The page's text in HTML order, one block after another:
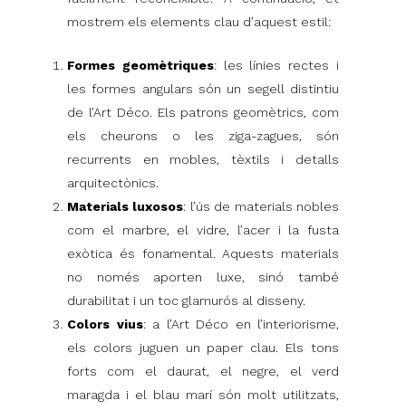
mostrem els elements clau d’aquest estil:
Formes geomètriques: les línies rectes i
les formes angulars són un segell distintiu
de l’Art Déco. Els patrons geomètrics, com
els cheurons o les ziga-zagues, són
recurrents en mobles, tèxtils i detalls
arquitectònics.
Materials luxosos: l’ús de materials nobles
com el marbre, el vidre, l’acer i la fusta
exòtica és fonamental. Aquests materials
no només aporten luxe, sinó també
durabilitat i un toc glamurós al disseny.
Colors vius: a l’Art Déco en l’interiorisme,
els colors juguen un paper clau. Els tons
forts com el daurat, el negre, el verd
maragda i el blau marí són molt utilitzats,